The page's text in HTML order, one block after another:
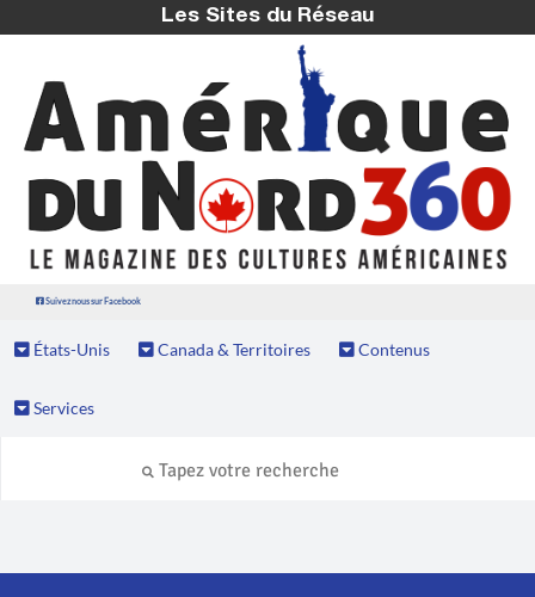
Les Sites du Réseau
Suivez nous sur Facebook
États-Unis Canada & Territoires Contenus
Services